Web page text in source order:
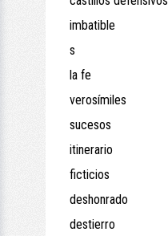
imbatible
s
la fe
verosímiles
sucesos
itinerario
ficticios
deshonrado
destierro